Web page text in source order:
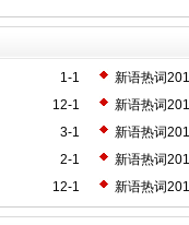
1-1
新语热词
12-1
新语热词
3-1
新语热词
2-1
新语热词
12-1
新语热词